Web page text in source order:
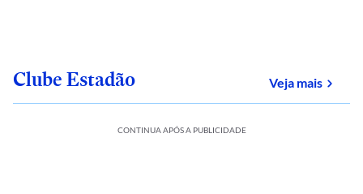
Clube Estadão Veja maissobre
CONTINUA APÓS A PUBLICIDADE